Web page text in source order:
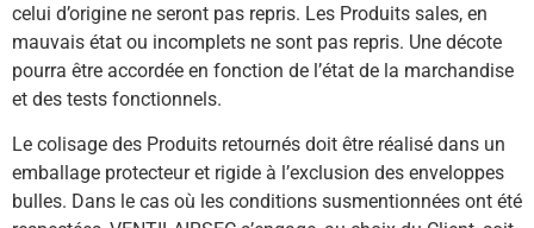
celui d’origine ne seront pas repris. Les Produits sales, en
mauvais état ou incomplets ne sont pas repris. Une décote
pourra être accordée en fonction de l’état de la marchandise
et des tests fonctionnels.
Le colisage des Produits retournés doit être réalisé dans un
emballage protecteur et rigide à l’exclusion des enveloppes
bulles. Dans le cas où les conditions susmentionnées ont été